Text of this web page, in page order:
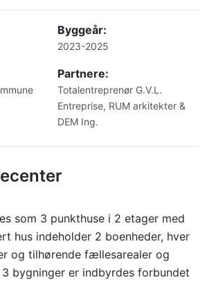
Byggeår:
2023-2025
Partnere:
Totalentreprenør G.V.L.
Entreprise, RUM arkitekter &
DEM Ing.
som 3 punkthuse i 2 etager med
hus indeholder 2 boenheder, hver
og tilhørende fællesarealer og
3 bygninger er indbyrdes forbundet